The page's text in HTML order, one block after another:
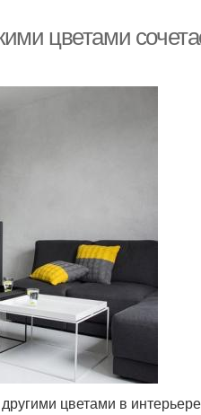
цветами
цветами в